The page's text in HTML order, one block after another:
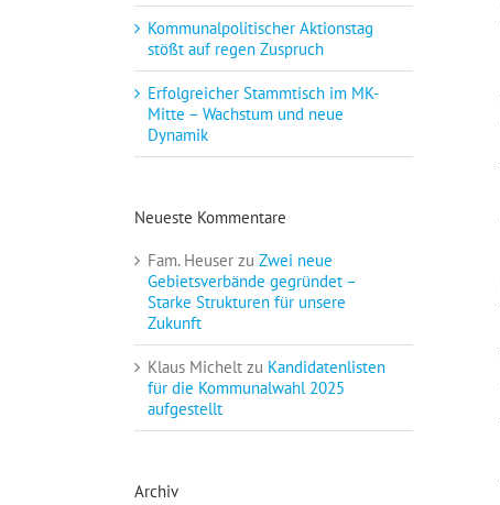
Kommunalpolitischer Aktionstag
stößt auf regen Zuspruch
Erfolgreicher Stammtisch im MK-
Mitte – Wachstum und neue
Dynamik
Neueste Kommentare
Fam. Heuser zu Zwei neue
Gebietsverbände gegründet –
Starke Strukturen für unsere
Zukunft
Klaus Michelt zu Kandidatenlisten
für die Kommunalwahl 2025
aufgestellt
Archiv